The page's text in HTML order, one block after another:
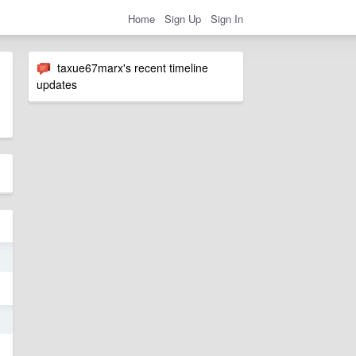
Home Sign Up Sign In
taxue67marx's recent timeline
updates